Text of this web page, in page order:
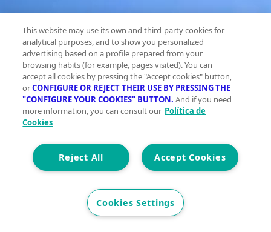
This website may use its own and third-party cookies for
analytical purposes, and to show you personalized
advertising based on a profile prepared from your
browsing habits (for example, pages visited). You can
accept all cookies by pressing the "Accept cookies" button,
orCONFIGURE OR REJECT THEIR USE BY PRESSING THE
"CONFIGURE YOUR COOKIES" BUTTON. And if you need
more information, you can consult our Política de
Cookies
Accept Cookies
Reject All
Cookies Settings